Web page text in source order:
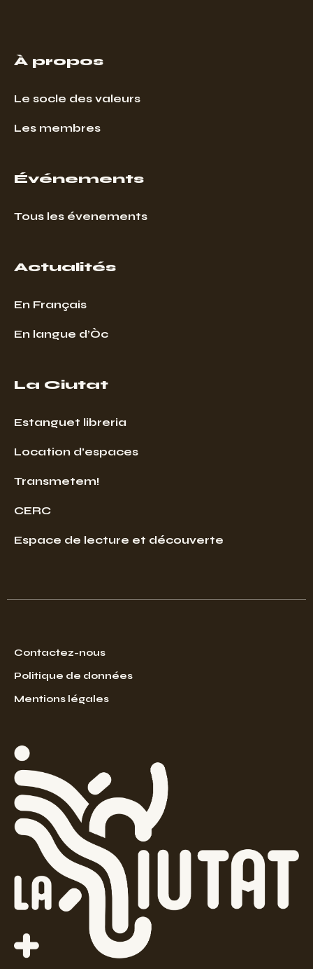
À propos
Le socle des valeurs
Les membres
Événements
Tous les évenements
Actualités
En Français
En langue d’Òc
La Ciutat
Estanguet libreria
Location d’espaces
Transmetem!
CERC
Espace de lecture et découverte
Contactez-nous
Politique de données
Mentions légales